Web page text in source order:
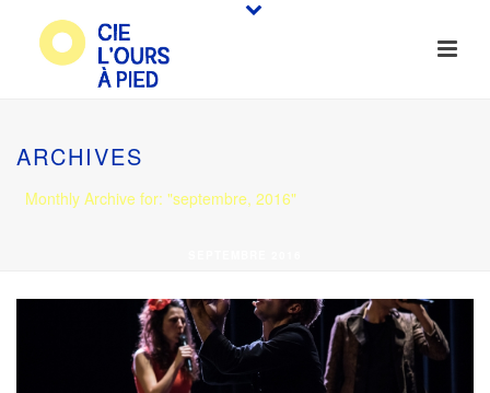
ARCHIVES
Monthly Archive for: "septembre, 2016"